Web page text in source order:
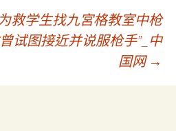
救学生找九宮格教室中枪
试图接近并说服枪手”_中
国网 →